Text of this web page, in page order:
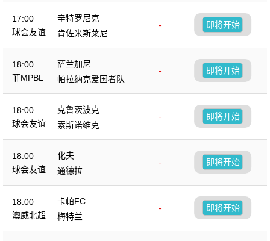
17:00
球会友谊
辛特罗尼克
-
肯佐米斯莱尼
即将开始
18:00
菲MPBL
萨兰加尼
-
帕拉纳克爱国者队
即将开始
18:00
球会友谊
克鲁茨波克
-
索斯诺维克
即将开始
18:00
球会友谊
化夫
-
通德拉
即将开始
18:00
澳威北超
卡帕FC
-
梅特兰
即将开始